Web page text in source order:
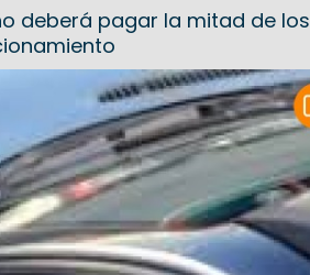
deberá pagar la mitad de los